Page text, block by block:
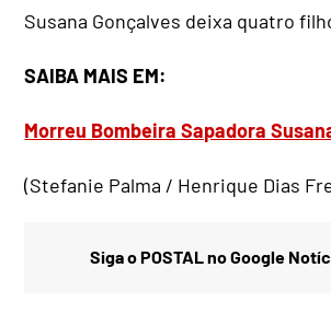
Susana Gonçalves deixa quatro
SAIBA MAIS EM:
Morreu Bombeira Sapadora
(Stefanie Palma / Henrique Dias
Siga o POSTAL no Google